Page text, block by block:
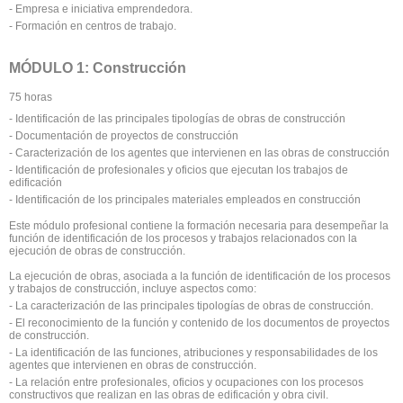
- Empresa e iniciativa emprendedora.
- Formación en centros de trabajo.
MÓDULO 1: Construcción
75 horas
- Identificación de las principales tipologías de obras de construcción
- Documentación de proyectos de construcción
- Caracterización de los agentes que intervienen en las obras de construcción
- Identificación de profesionales y oficios que ejecutan los trabajos de
edificación
- Identificación de los principales materiales empleados en construcción
Este módulo profesional contiene la formación necesaria para desempeñar la
función de identificación de los procesos y trabajos relacionados con la
ejecución de obras de construcción.
La ejecución de obras, asociada a la función de identificación de los procesos
y trabajos de construcción, incluye aspectos como:
- La caracterización de las principales tipologías de obras de construcción.
- El reconocimiento de la función y contenido de los documentos de proyectos
de construcción.
- La identificación de las funciones, atribuciones y responsabilidades de los
agentes que intervienen en obras de construcción.
- La relación entre profesionales, oficios y ocupaciones con los procesos
constructivos que realizan en las obras de edificación y obra civil.